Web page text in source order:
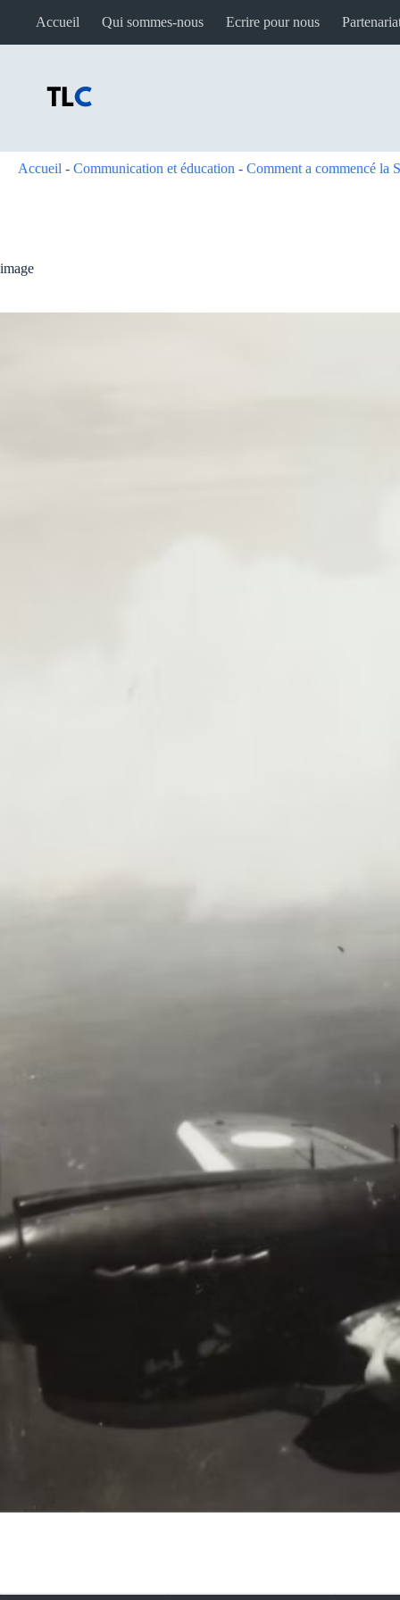
Accueil Qui sommes-nous Ecrire pour nous
Accueil - Communication et éducation - Comment a commencé la
image